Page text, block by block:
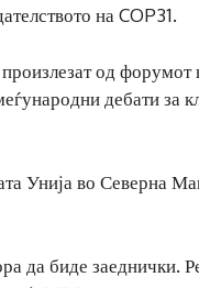
на COP31.
од
дебати за
Унија во Северна
да биде заеднички.